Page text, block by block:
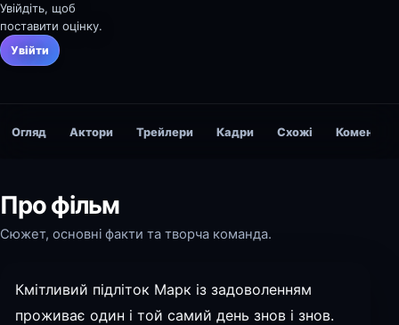
Увійдіть, щоб
поставити оцінку.
Увійти
Огляд Актори Трейлери Кадри Схожі Коментарі
Про фільм
Сюжет, основні факти та творча команда.
Кмітливий підліток Марк із задоволенням
проживає один і той самий день знов і знов.